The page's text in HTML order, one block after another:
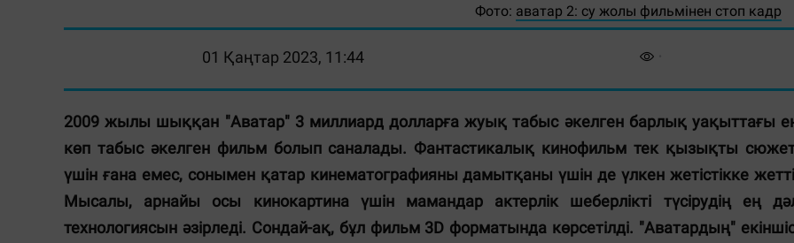
Фото: аватар 2: су жолы фильмінен стоп кадр
01 Қаңтар 2023, 11:44
2009 жылы шыққан "Аватар" 3 миллиард долларға жуық табыс әкелген барлық уақыттағы
көп табыс әкелген фильм болып саналады. Фантастикалық кинофильм тек қызықты
үшін ғана емес, сонымен қатар кинематографияны дамытқаны үшін де үлкен жетістікке
Мысалы, арнайы осы кинокартина үшін мамандар актерлік шеберлікті түсірудің ең
технологиясын әзірледі. Сондай-ақ, бұл фильм 3D форматында көрсетілді. "Аватардың"